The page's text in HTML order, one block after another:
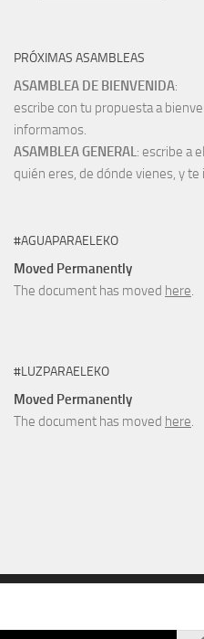
PRÓXIMAS ASAMBLEAS
ASAMBLEA DE BIENVENIDA:
escribe con tu propuesta a
informamos.
ASAMBLEA GENERAL: escribe a
quién eres, de dónde vienes, y
#AGUAPARAELEKO
Moved Permanently
The document has moved here.
#LUZPARAELEKO
Moved Permanently
The document has moved here.